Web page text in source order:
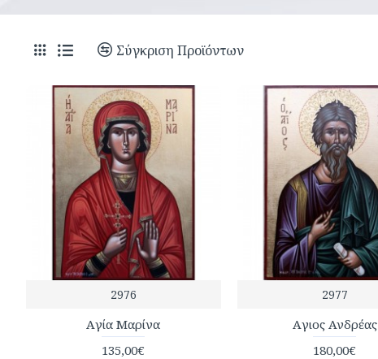
Σύγκριση Προϊόντων
2976
Aγία Μαρίνα
135,00€
2977
Aγιος Ανδρέας
180,00€